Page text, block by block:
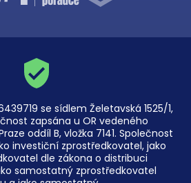
se sídlem Želetavská 1525/1,
zapsána u OR vedeného
oddíl B, vložka 7141. Společnost
investiční zprostředkovatel, jako
dle zákona o distribuci
samostatný zprostředkovatel